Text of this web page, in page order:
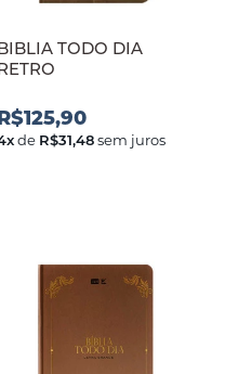
TODO DIA
xde R$31,48sem juros